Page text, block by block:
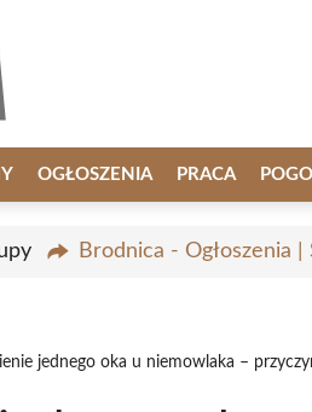
OGŁOSZENIA PRACA
Brodnica - Ogłoszenia
jednego oka u niemowlaka –